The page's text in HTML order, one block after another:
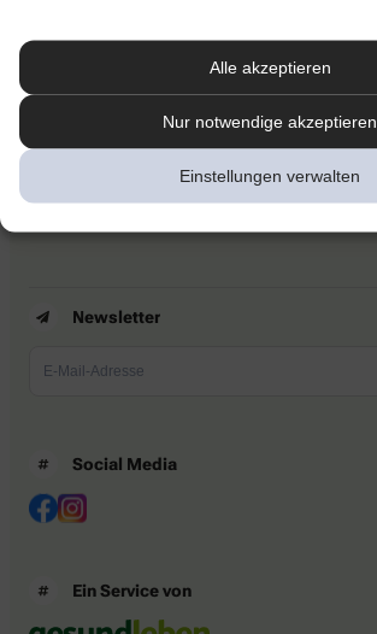
Alle akzeptieren
Nur notwendige akzeptieren
Einstellungen verwalten
Nutzungsbedingungen
Datenschutzbestimmungen
Newsletter
Social Media
Ein Service von